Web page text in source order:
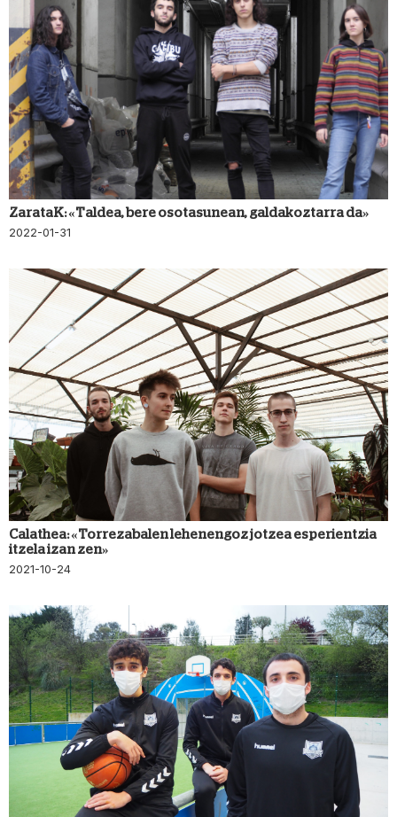
ZarataK: «Taldea, bere osotasunean, galdakoztarra da»
2022-01-31
Calathea: «Torrezabalen lehenengoz jotzea esperientzia
itzela izan zen»
2021-10-24